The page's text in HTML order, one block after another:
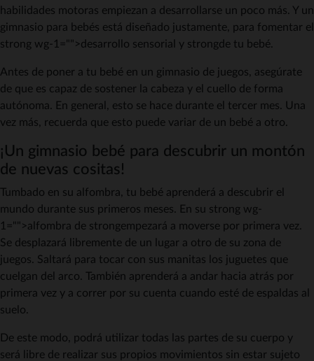
habilidades motoras empiezan a desarrollarse un poco más. Y un
gimnasio para bebés está diseñado justamente, para fomentar el
strong wg-1="">desarrollo sensorial y strongde tu bebé.
Antes de poner a tu bebé en un gimnasio de juegos, asegúrate
de que es capaz de sostener la cabeza y el cuello de forma
autónoma. En general, esto se hace durante el tercer mes. Una
vez más, recuerda que esto puede variar de un bebé a otro.
¡Un gimnasio bebé para descubrir un montón
de nuevas cositas!
Tumbado en su alfombra, tu bebé aprenderá a descubrir el
mundo durante sus primeros meses. En su strong wg-
1="">alfombra de strongempezará a moverse por primera vez.
Se desplazará libremente de un lugar a otro de su zona de
juegos. Saltará para tocar con sus manitas los juguetes que
cuelgan del arco. También aprenderá a andar hacia atrás por
primera vez y a correr por su cuenta cuando esté de espaldas al
suelo.
De este modo, podrá utilizar todas las partes de su cuerpo y
será libre de realizar sus propios movimientos sin estar sujeto